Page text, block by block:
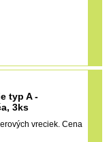
typ A -
3ks
vreciek. Cena